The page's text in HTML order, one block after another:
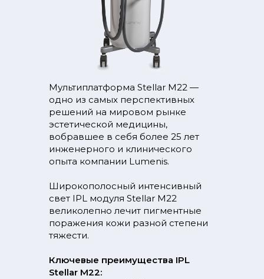
Мультиплатформа Stellar М22 —
одно из самых перспективных
решений на мировом рынке
эстетической медицины,
вобравшее в себя более 25 лет
инженерного и клинического
опыта компании Lumenis.
Широкополосный интенсивный
свет IPL модуля Stellar М22
великолепно лечит пигментные
поражения кожи разной степени
тяжести.
Ключевые преимущества IPL
Stellar M22: